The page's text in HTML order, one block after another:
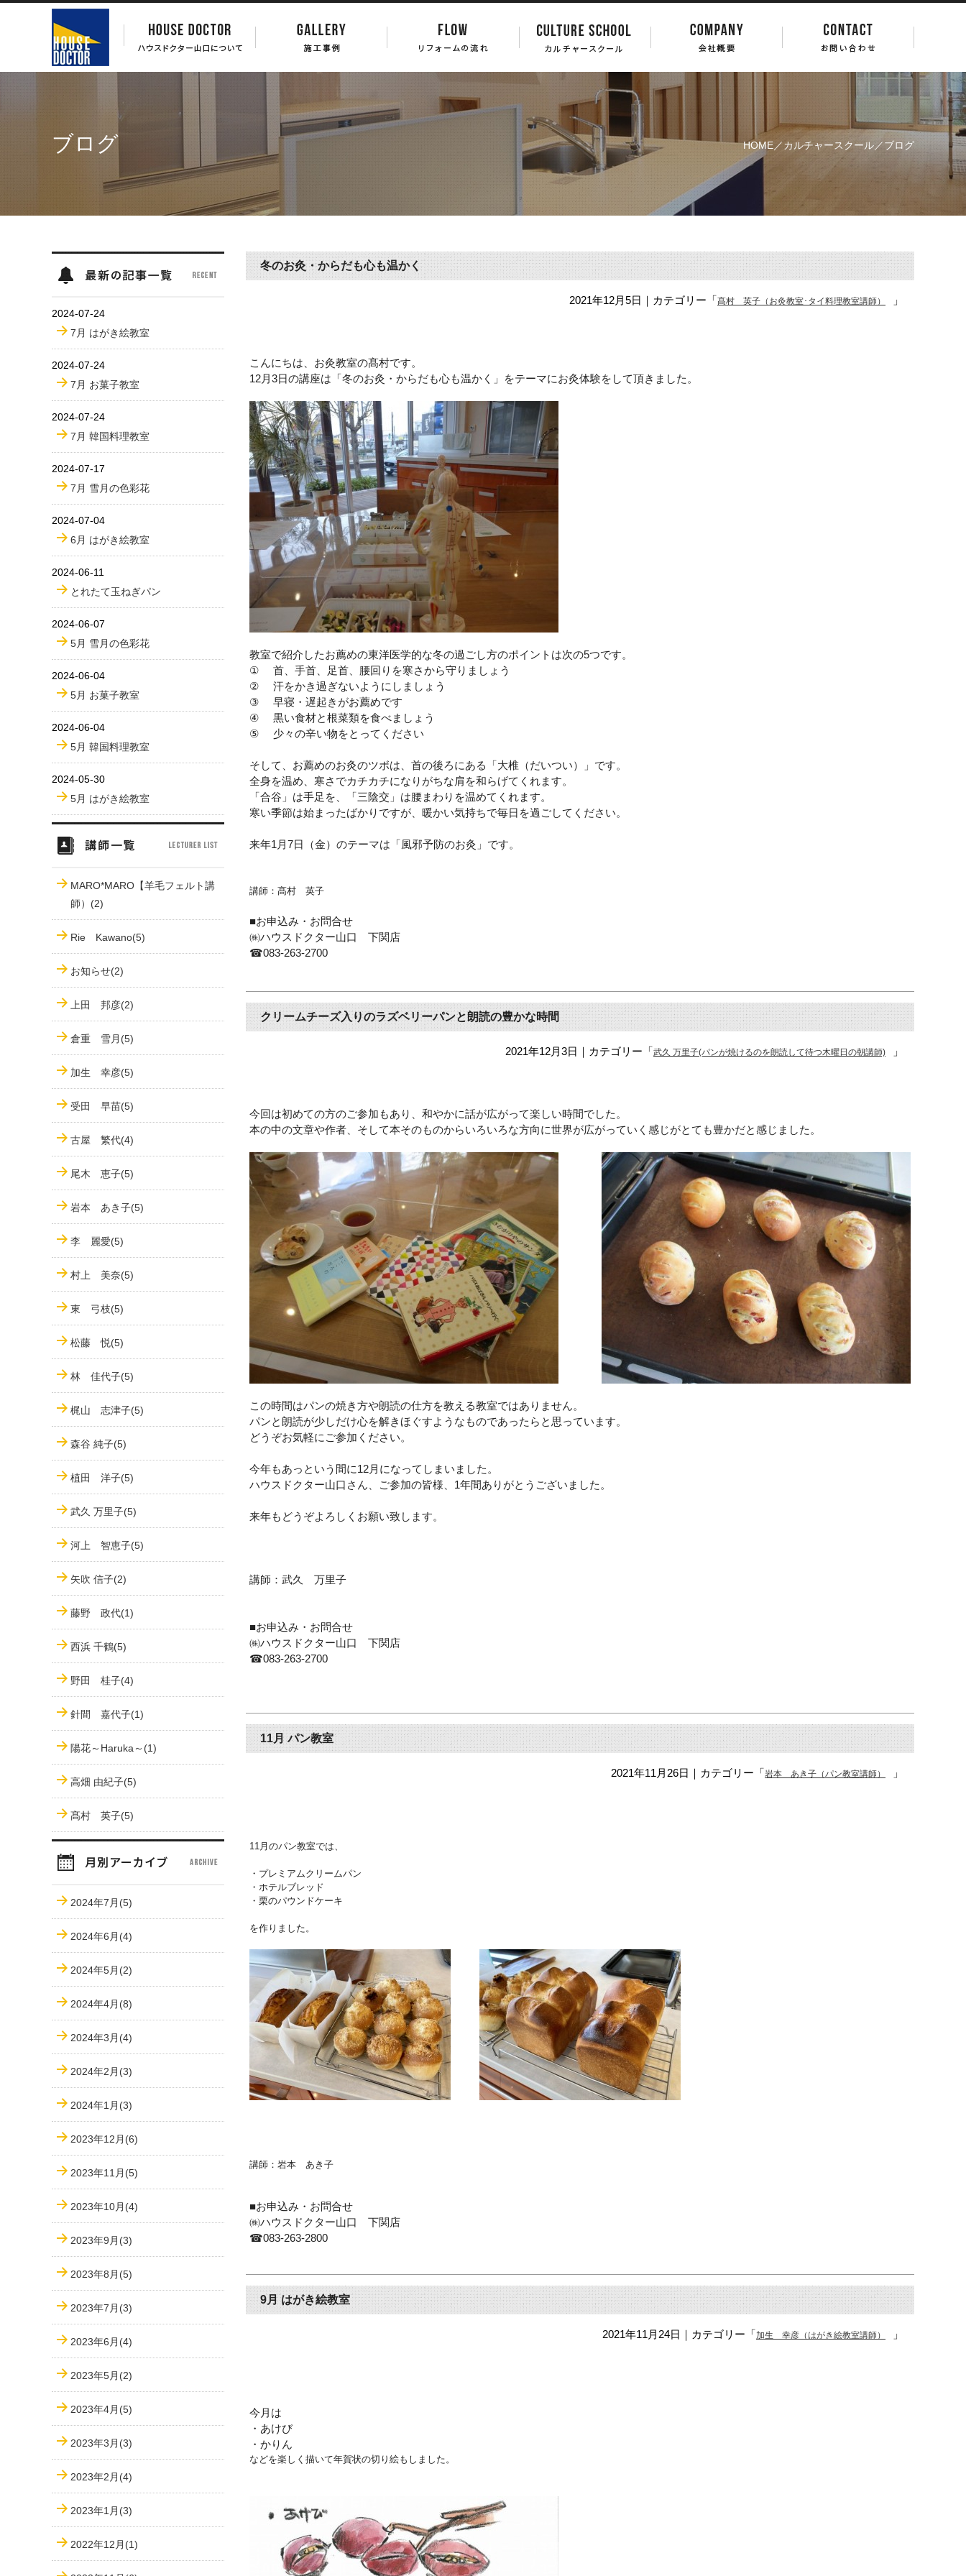
ブログ HOME／カルチャースクール／ブログ
冬のお灸・からだも心も温かく
2021年12月5日 ｜カテゴリー「髙村 英子（お灸教室･タイ料理教室講師） 」
こんにちは、お灸教室の髙村です。
12月3日の講座は「冬のお灸・からだも心も温かく」をテーマにお灸体験をして頂きました。
教室で紹介したお薦めの東洋医学的な冬の過ごし方のポイントは次の5つです。
①
首、手首、足首、腰回りを寒さから守りましょう
②
汗をかき過ぎないようにしましょう
③
早寝・遅起きがお薦めです
④
黒い食材と根菜類を食べましょう
⑤
少々の辛い物をとってください
そして、お薦めのお灸のツボは、首の後ろにある「大椎（だいつい）」です。
全身を温め、寒さでカチカチになりがちな肩を和らげてくれます。
「合谷」は手足を、「三陰交」は腰まわりを温めてくれます。
寒い季節は始まったばかりですが、暖かい気持ちで毎日を過ごしてください。
来年1 月7日（金）のテーマは「風邪予防のお灸」です。
講師：髙村 英子
■お申込み・お問合せ
㈱ハウスドクター山口 下関店
☎083-263-2700
クリームチーズ入りのラズベリーパンと朗読の豊かな時間
2021年12月3日 ｜カテゴリー「武久 万里子(パンが焼けるのを朗読して待つ木曜日の朝講師) 」
今回は初めての方のご参加もあり、和やかに話が広がって楽しい時間でした。
本の中の文章や作者、そして本そのものからいろいろな方向に世界が広がっていく感じがとても豊かだと感じました。
この時間はパンの焼き方や朗読の仕方を教える教室ではありません。
パンと朗読が少しだけ心を解きほぐすようなものであったらと思っています。
どうぞお気軽にご参加ください。
今年もあっという間に12月になってしまいました。
ハウスドクター山口さん、ご参加の皆様、1年間ありがとうございました。
来年もどうぞよろしくお願い致します。
講師：武久 万里子
■お申込み・お問合せ
㈱ハウスドクター山口 下関店
☎083-263-2700
11月 パン教室
2021年11月26日 ｜カテゴリー「岩本 あき子（パン教室講師） 」
11月のパン教室では、
・ プレミアムクリームパン
・ホテルブレッド
・栗のパウンドケーキ
を作りました。
講師：岩本 あき子
■お申込み・お問合せ
㈱ハウスドクター山口 下関店
☎083-263-2800
9月 はがき絵教室
2021年11月24日 ｜カテゴリー「加生 幸彦（はがき絵教室講師） 」
今月は
・あけび
・かりん
などを楽しく描いて年賀状の切り絵もしました。
2024-07-24
7月 はがき絵教室
2024-07-24
7月 お菓子教室
2024-07-24
7月 韓国料理教室
2024-07-17
7月 雪月の色彩花
2024-07-04
6月 はがき絵教室
2024-06-11
とれたて玉ねぎパン
2024-06-07
5月 雪月の色彩花
2024-06-04
5月 お菓子教室
2024-06-04
5月 韓国料理教室
2024-05-30
5月 はがき絵教室
MARO*MARO【羊毛フェルト講
師）(2)
Rie Kawano(5)
お知らせ(2)
上田 邦彦(2)
倉重 雪月(5)
加生 幸彦(5)
受田 早苗(5)
古屋 繁代(4)
尾木 恵子(5)
岩本 あき子(5)
李 麗愛(5)
村上 美奈(5)
東 弓枝(5)
松藤 悦(5)
林 佳代子(5)
梶山 志津子(5)
森谷 純子(5)
植田 洋子(5)
武久 万里子(5)
河上 智恵子(5)
矢吹 信子(2)
藤野 政代(1)
西浜 千鶴(5)
野田 桂子(4)
針間 嘉代子(1)
陽花～Haruka～(1)
高畑 由紀子(5)
髙村 英子(5)
2024年7月(5)
2024年6月(4)
2024年5月(2)
2024年4月(8)
2024年3月(4)
2024年2月(3)
2024年1月(3)
2023年12月(6)
2023年11月(5)
2023年10月(4)
2023年9月(3)
2023年8月(5)
2023年7月(3)
2023年6月(4)
2023年5月(2)
2023年4月(5)
2023年3月(3)
2023年2月(4)
2023年1月(3)
2022年12月(1)